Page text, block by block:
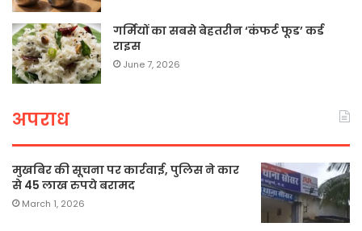
गर्मियों का सबसे बेहतरीन ‘कंफर्ट फूड’ कर्ड
राइस
June 7, 2026
अपराध
मुखबिर की सूचना पर कार्रवाई, पुलिस ने कार
से 45 लाख रुपये बरामद
March 1, 2026